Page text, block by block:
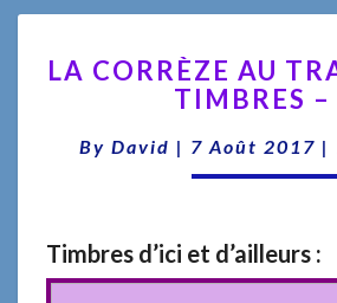
AU
DES
LA CORRÈZE AU
TIMBRES –
By David | 7 Août 2017 |
Timbres d’ici et d’ailleurs :